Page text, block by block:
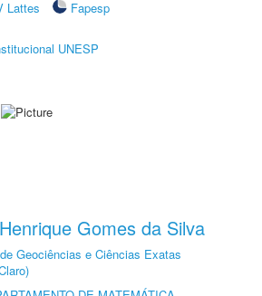
Lattes
Fapesp
UNESP
Gomes da Silva
Geociências e Ciências Exatas